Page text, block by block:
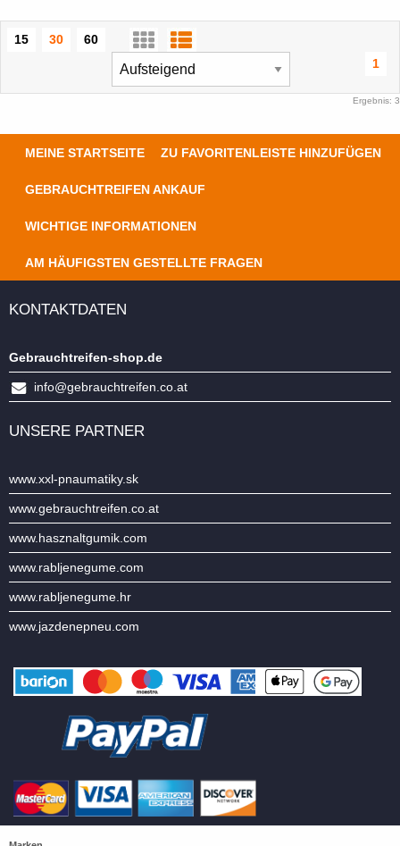
15 30
60
1
Ergebnis: 3
MEINE STARTSEITE ZU FAVORITENLEISTE HINZUFÜGEN
GEBRAUCHTREIFEN ANKAUF
WICHTIGE INFORMATIONEN
AM HÄUFIGSTEN GESTELLTE FRAGEN
KONTAKTDATEN
Gebrauchtreifen-shop.de
info@gebrauchtreifen.co.at
UNSERE PARTNER
www.xxl-pnaumatiky.sk
www.gebrauchtreifen.co.at
www.hasznaltgumik.com
www.rabljenegume.com
www.rabljenegume.hr
www.jazdenepneu.com